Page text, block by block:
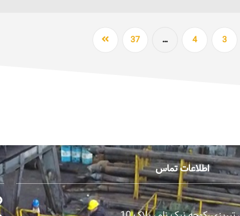
3
4
…
37
اطلاعات تماس